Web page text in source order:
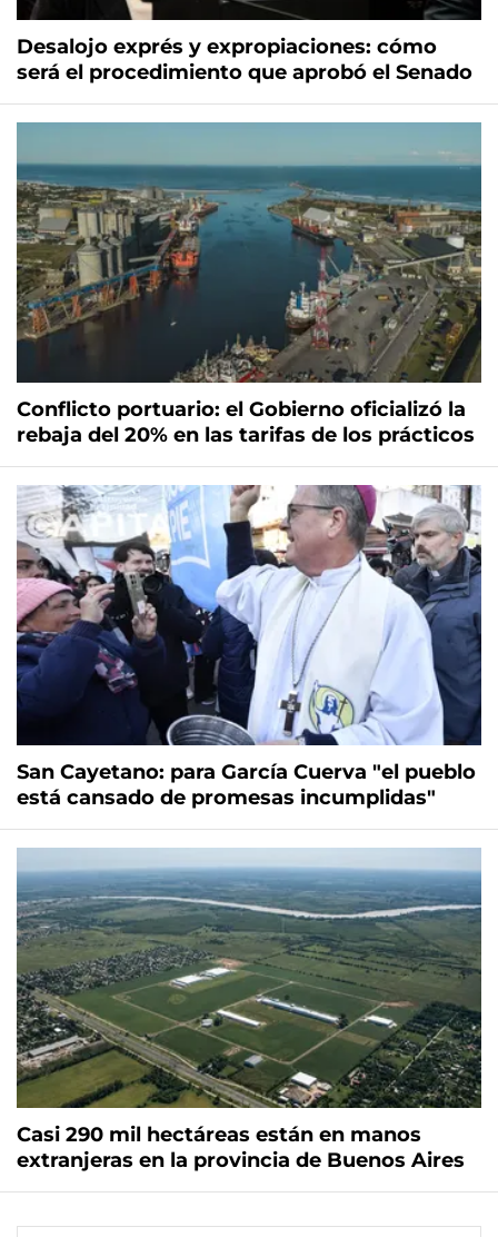
Desalojo exprés y expropiaciones: cómo
será el procedimiento que aprobó el Senado
Conflicto portuario: el Gobierno oficializó la
rebaja del 20% en las tarifas de los prácticos
San Cayetano: para García Cuerva "el pueblo
está cansado de promesas incumplidas"
Casi 290 mil hectáreas están en manos
extranjeras en la provincia de Buenos Aires